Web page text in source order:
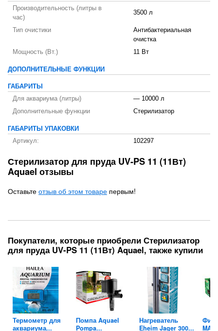
Производительность (литры в
час)
3500 л
Тип очистики
Антибактериальная
очистка
Мощность (Вт.)
11 Вт
ДОПОЛНИТЕЛЬНЫЕ ФУНКЦИИ
ГАБАРИТЫ
Для аквариума (литры)
— 10000 л
Дополнительные функции
Стерилизатор
ГАБАРИТЫ УПАКОВКИ
Артикул:
102297
Стерилизатор для пруда UV-PS 11 (11Вт)
Aquael отзывы
Оставьте отзыв об этом товаре первым!
Покупатели, которые приобрели Стерилизатор
для пруда UV-PS 11 (11Вт) Aquael, также купили
Термометр для
аквариума...
Помпа Aquael
Pompa...
Нагреватель
Eheim Jager 300...